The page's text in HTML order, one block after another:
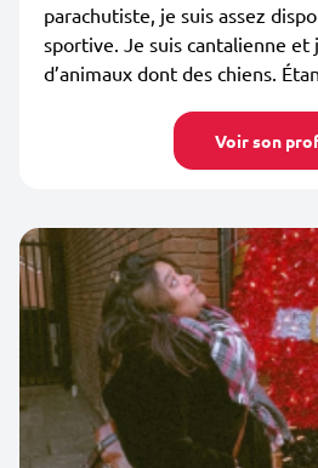
parachutiste, je suis assez
sportive. Je suis cantalienne et
d’animaux dont des chiens.
Voir son